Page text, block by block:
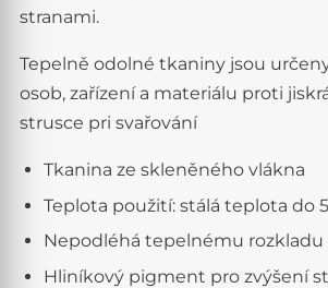
stranami.
Tepelně odolné tkaniny jsou
osob, zařízení a materiálu proti
strusce pri svařování
Tkanina ze skleněného vlákna
Teplota použití: stálá teplota do
Nepodléhá tepelnému rozkladu
Hliníkový pigment pro zvýšení